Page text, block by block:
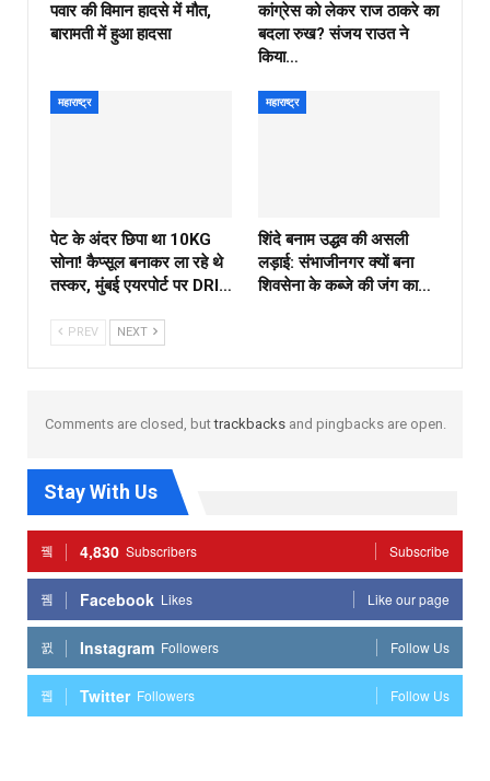
पवार की विमान हादसे में मौत,
बारामती में हुआ हादसा
कांग्रेस को लेकर राज ठाकरे का
बदला रुख? संजय राउत ने
किया…
महाराष्ट्र
पेट के अंदर छिपा था 10KG
सोना! कैप्सूल बनाकर ला रहे थे
तस्कर, मुंबई एयरपोर्ट पर DRI…
महाराष्ट्र
शिंदे बनाम उद्धव की असली
लड़ाई: संभाजीनगर क्यों बना
शिवसेना के कब्जे की जंग का…
PREV NEXT
Comments are closed, buttrackbacksand pingbacks are open.
Stay With Us
4,830 Subscribers Subscribe
Facebook Likes Like our page
Instagram Followers Follow Us
Twitter Followers Follow Us